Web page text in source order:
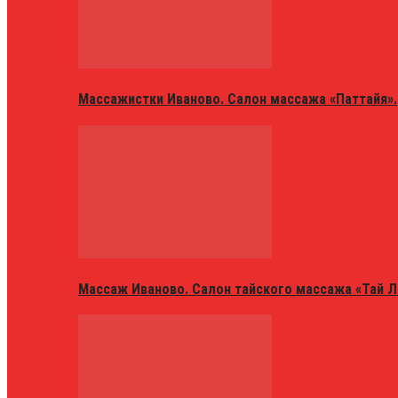
Массажистки Иваново. Салон массажа «Паттайя».
Массаж Иваново. Салон тайского массажа «Тай